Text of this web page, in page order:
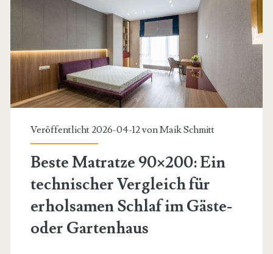
und
Platzierung
im
modernen
Wohnraum
Veröffentlicht 2026-04-12 vonMaik Schmitt
Beste Matratze 90×200: Ein
technischer Vergleich für
erholsamen Schlaf im Gäste-
oder Gartenhaus